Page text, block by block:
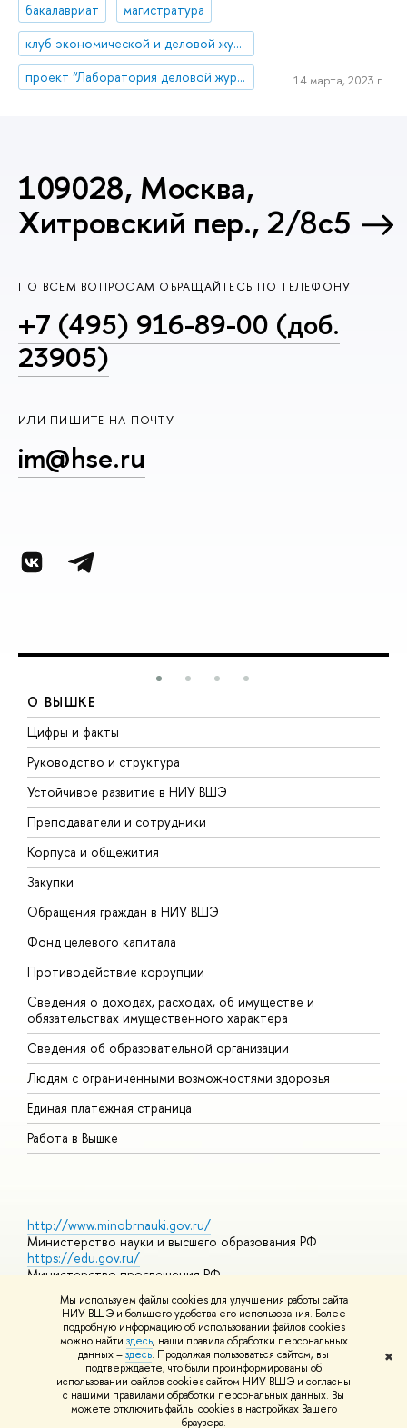
Мы используем файлы cookies для улучшения работы сайта
НИУ ВШЭ и большего удобства его использования. Более
подробную информацию об использовании файлов cookies
можно найти здесь, наши правила обработки персональных
данных –здесь. Продолжая пользоваться сайтом, вы
подтверждаете, что были проинформированы об
использовании файлов cookies сайтом НИУ ВШЭ и согласны
с нашими правилами обработки персональных данных. Вы
можете отключить файлы cookies в настройках Вашего
браузера.
✖
бакалавриат
магистратура
клуб экономической и деловой журналистики
проект “Лаборатория деловой журналистики”
14 марта, 2023 г.
109028, Москва,
Хитровский пер., 2/8с5
ПО ВСЕМ ВОПРОСАМ ОБРАЩАЙТЕСЬ ПО ТЕЛЕФОНУ
+7 (495) 916-89-00 (доб.
23905)
ИЛИ ПИШИТЕ НА ПОЧТУ
im@hse.ru
О ВЫШКЕ
Цифры и факты
Руководство и структура
Устойчивое развитие в НИУ ВШЭ
Преподаватели и сотрудники
Корпуса и общежития
Закупки
Обращения граждан в НИУ ВШЭ
Фонд целевого капитала
Противодействие коррупции
Сведения о доходах, расходах, об имуществе и
обязательствах имущественного характера
Сведения об образовательной организации
Людям с ограниченными возможностями здоровья
Единая платежная страница
Работа в Вышке
http://www.minobrnauki.gov.ru/
Министерство науки и высшего образования РФ
https://edu.gov.ru/
Министерство просвещения РФ
https://elearning.hse.ru/mooc
Массовые открытые онлайн-курсы
© НИУ ВШЭ 1993–2026 Адреса и контактыУсловия
использования материалов Политика конфиденциальности
Шрифты HSE Sans и HSE Slab разработаны вШколе дизайна НИУ